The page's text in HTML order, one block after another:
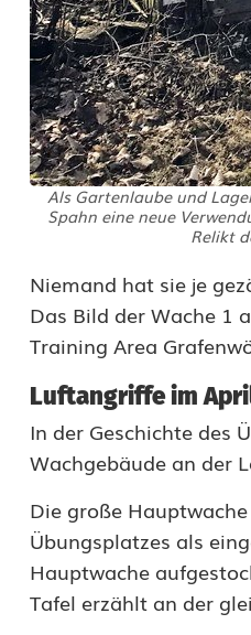
u
s
c
h
e
v
o
m
G
a
e
1
k
Als Gartenlaube und
Spahn eine neue
Relikt
Niemand hat sie je
Das Bild der Wache 1
Training Area
Luftangriffe im
In der Geschichte des
Wachgebäude an der
Die große
Übungsplatzes als
Hauptwache
Tafel erzählt an der